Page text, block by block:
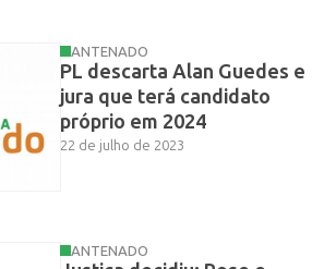
ANTENADO
PL descarta Alan Guedes e
jura que terá candidato
próprio em 2024
22 de julho de 2023
ANTENADO